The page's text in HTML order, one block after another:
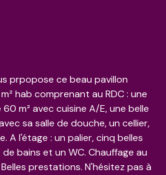
prpopose ce beau pavillon
hab comprenant au RDC : une
m² avec cuisine A/E, une belle
sa salle de douche, un cellier,
A l'étage : un palier, cinq belles
bains et un WC. Chauffage au
prestations. N'hésitez pas à